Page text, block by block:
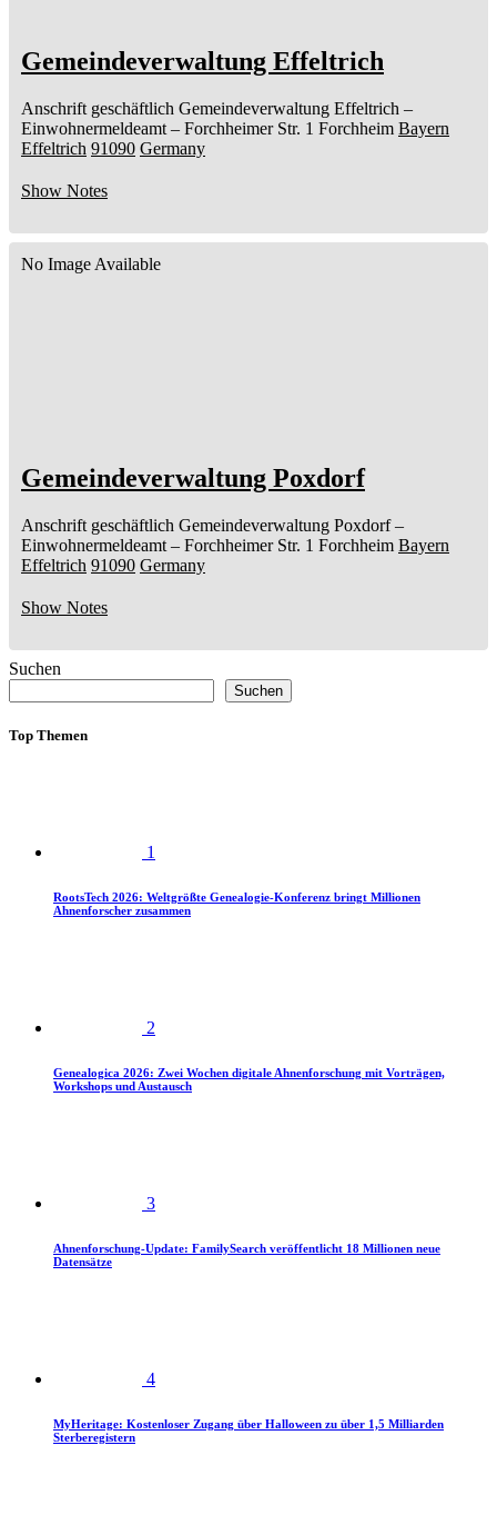
Gemeindeverwaltung Effeltrich
Anschrift geschäftlich Gemeindeverwaltung Effeltrich –
Einwohnermeldeamt – Forchheimer Str. 1 Forchheim Bayern
Effeltrich 91090 Germany
Show Notes
No Image Available
Gemeindeverwaltung Poxdorf
Anschrift geschäftlich Gemeindeverwaltung Poxdorf –
Einwohnermeldeamt – Forchheimer Str. 1 Forchheim Bayern
Effeltrich 91090 Germany
Show Notes
Suchen
Suchen
Top Themen
1
RootsTech 2026: Weltgrößte Genealogie-Konferenz bringt Millionen
Ahnenforscher zusammen
2
Genealogica 2026: Zwei Wochen digitale Ahnenforschung mit Vorträgen,
Workshops und Austausch
3
Ahnenforschung-Update: FamilySearch veröffentlicht 18 Millionen neue
Datensätze
4
MyHeritage: Kostenloser Zugang über Halloween zu über 1,5 Milliarden
Sterberegistern